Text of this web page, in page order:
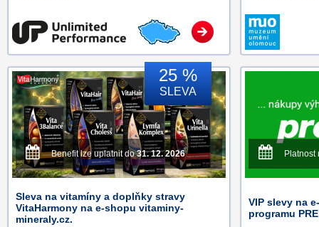
25 %
SLEVA
Benefit lze uplatnit do31. 12. 2026
Sleva na vitamíny a doplňky stravy
VitaHarmony na e-shopu vitaminy-
mineraly.cz.
Platnost
VIP slevy na
programu